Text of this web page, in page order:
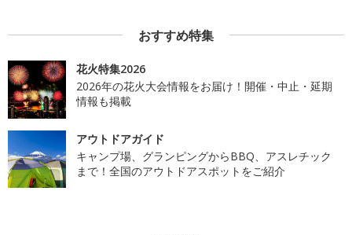
おすすめ特集
花火特集2026
2026年の花火大会情報をお届け！開催・中止・延期
情報も掲載
アウトドアガイド
キャンプ場、グランピングからBBQ、アスレチック
まで！全国のアウトドアスポットをご紹介